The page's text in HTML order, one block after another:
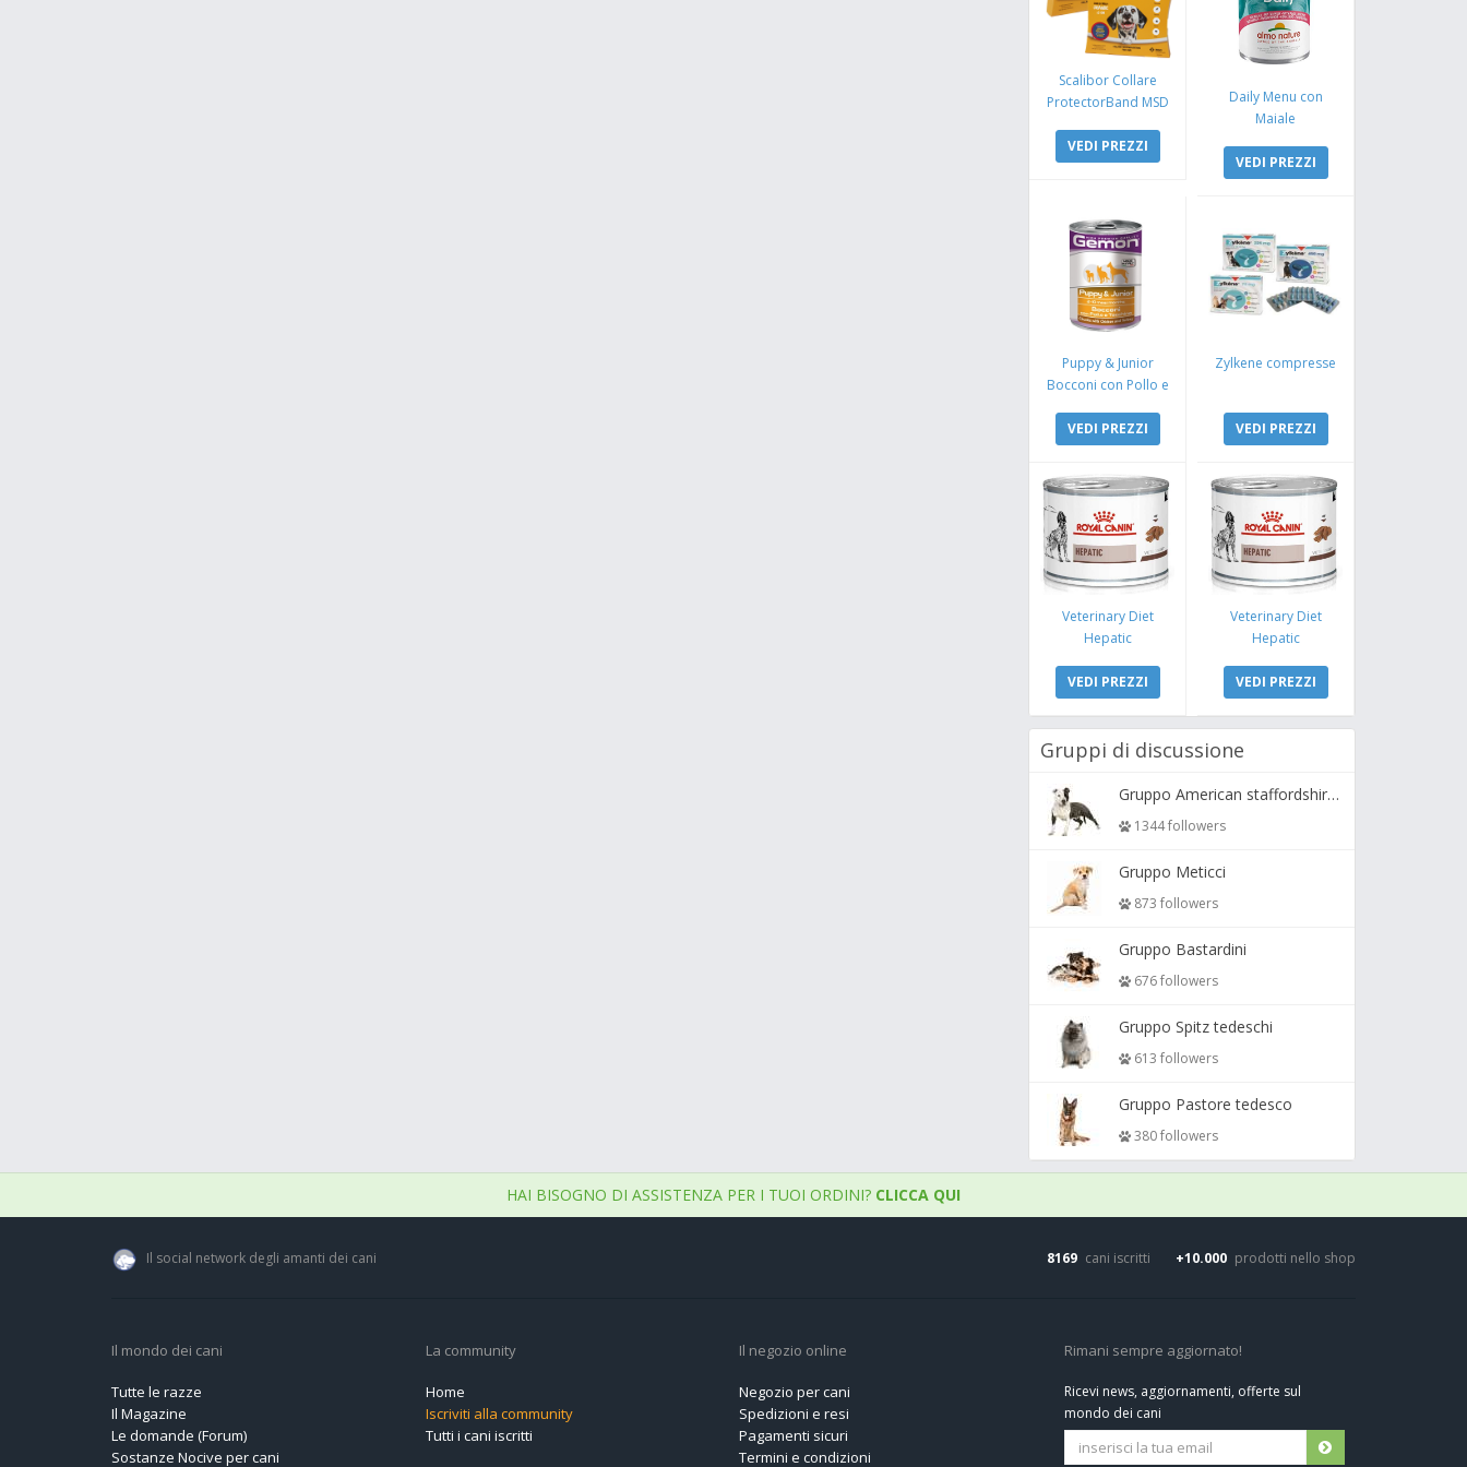
Scalibor Collare
ProtectorBand MSD
VEDI PREZZI
Daily Menu con
Maiale
VEDI PREZZI
Puppy & Junior
Bocconi con Pollo e
VEDI PREZZI
Zylkene compresse
VEDI PREZZI
Veterinary Diet
Hepatic
VEDI PREZZI
Veterinary Diet
Hepatic
VEDI PREZZI
Gruppi di discussione
Gruppo American staffordshire terrier ( amstaff, amastaff )
1344 followers
Gruppo Meticci
873 followers
Gruppo Bastardini
676 followers
Gruppo Spitz tedeschi
613 followers
Gruppo Pastore tedesco
380 followers
HAI BISOGNO DI ASSISTENZA PER I TUOI ORDINI? CLICCA QUI
Il social network degli amanti dei cani 8169 cani iscritti +10.000 prodotti nello shop
Il mondo dei cani
Tutte le razze
Il Magazine
Le domande (Forum)
Sostanze Nocive per cani
La community
Home
Iscriviti alla community
Tutti i cani iscritti
Il negozio online
Negozio per cani
Spedizioni e resi
Pagamenti sicuri
Termini e condizioni
Rimani sempre aggiornato!
Ricevi news, aggiornamenti, offerte sul
mondo dei cani